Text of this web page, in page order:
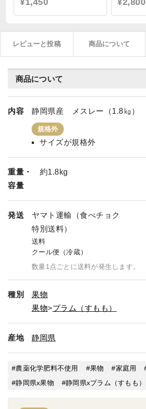
¥1,450 ¥2,800
レビューと投稿 商品について
商品について
内容 静岡県産 メスレー（1.8㎏）
規格外
サイズが規格外
重量・
容量
約1.8kg
発送
ヤマト運輸（食べチョク
特別送料）
送料
クール便（冷蔵）
数量1点ごとに送料が発生します。
種別
果物
果物
プラム（すもも）
産地 静岡県
農薬化学肥料不使用 果物 家庭用
静岡県x果物
静岡県xプラム（すもも）